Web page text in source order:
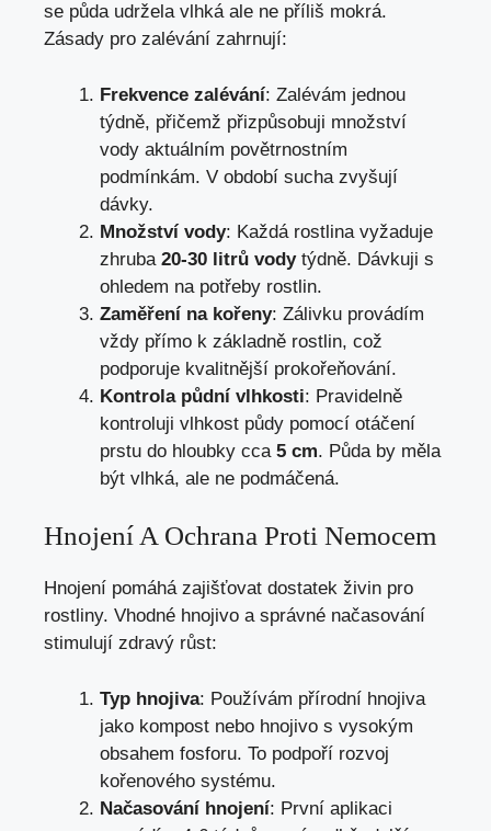
se půda udržela vlhká ale ne příliš mokrá.
Zásady pro zalévání zahrnují:
Frekvence zalévání: Zalévám jednou
týdně, přičemž přizpůsobuji množství
vody aktuálním povětrnostním
podmínkám. V období sucha zvyšují
dávky.
Množství vody: Každá rostlina vyžaduje
zhruba 20-30 litrů vodytýdně. Dávkuji s
ohledem na potřeby rostlin.
Zaměření na kořeny: Zálivku provádím
vždy přímo k základně rostlin, což
podporuje kvalitnější prokořeňování.
Kontrola půdní vlhkosti: Pravidelně
kontroluji vlhkost půdy pomocí otáčení
prstu do hloubky cca 5 cm. Půda by měla
být vlhká, ale ne podmáčená.
Hnojení A Ochrana Proti Nemocem
Hnojení pomáhá zajišťovat dostatek živin pro
rostliny. Vhodné hnojivo a správné načasování
stimulují zdravý růst:
Typ hnojiva: Používám přírodní hnojiva
jako kompost nebo hnojivo s vysokým
obsahem fosforu. To podpoří rozvoj
kořenového systému.
Načasování hnojení: První aplikaci